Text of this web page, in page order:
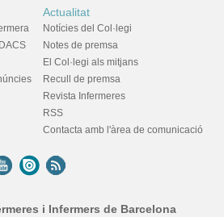
Actualitat
Notícies del Col·legi
Notes de premsa
El Col·legi als mitjans
Recull de premsa
Revista Infermeres
RSS
Contacta amb l'àrea de comunicació
i Infermers de Barcelona